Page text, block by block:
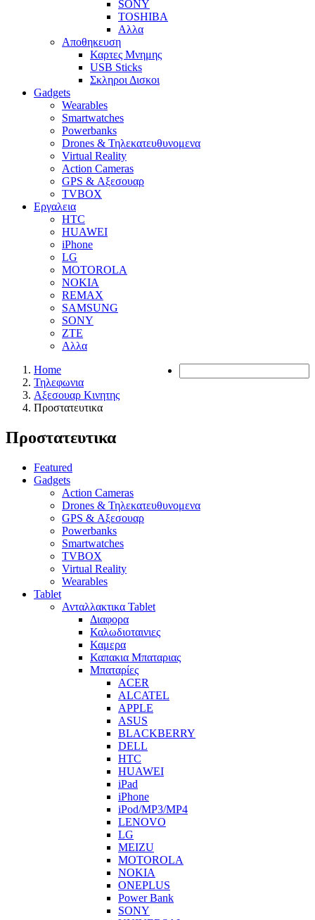
SONY
TOSHIBA
Αλλα
Αποθηκευση
Καρτες Μνημης
USB Sticks
Σκληροι Δισκοι
Gadgets
Wearables
Smartwatches
Powerbanks
Drones & Τηλεκατευθυνομενα
Virtual Reality
Action Cameras
GPS & Αξεσουαρ
TVBOX
Εργαλεια
HTC
HUAWEI
iPhone
LG
MOTOROLA
NOKIA
REMAX
SAMSUNG
SONY
ZTE
Αλλα
Home
Τηλεφωνια
Αξεσουαρ Κινητης
Προστατευτικα
Προστατευτικα
Featured
Gadgets
Action Cameras
Drones & Τηλεκατευθυνομενα
GPS & Αξεσουαρ
Powerbanks
Smartwatches
TVBOX
Virtual Reality
Wearables
Tablet
Ανταλλακτικα Tablet
Διαφορα
Καλωδιοταινιες
Καμερα
Καπακια Μπαταριας
Μπαταρίες
ACER
ALCATEL
APPLE
ASUS
BLACKBERRY
DELL
HTC
HUAWEI
iPad
iPhone
iPod/MP3/MP4
LENOVO
LG
MEIZU
MOTOROLA
NOKIA
ONEPLUS
Power Bank
SONY